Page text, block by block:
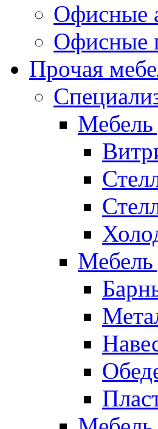
Офисные
Офисные
Прочая
Мебель
Мебель